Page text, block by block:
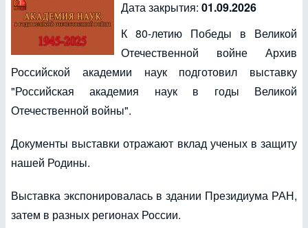
Дата закрытия: 01.09.2026
К 80-летию Победы в Великой
Отечественной войне Архив
Российской академии наук подготовил выставку
"Российская академия наук в годы Великой
Отечественной войны".
Документы выставки отражают вклад ученых в защиту
нашей Родины.
Выставка экспонировалась в здании Президиума РАН,
затем в разных регионах России.